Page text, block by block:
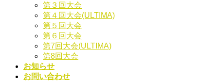
第３回大会
第４回大会(ULTIMA)
第５回大会
第６回大会
第7回大会(ULTIMA)
第8回大会
お知らせ
お問い合わせ